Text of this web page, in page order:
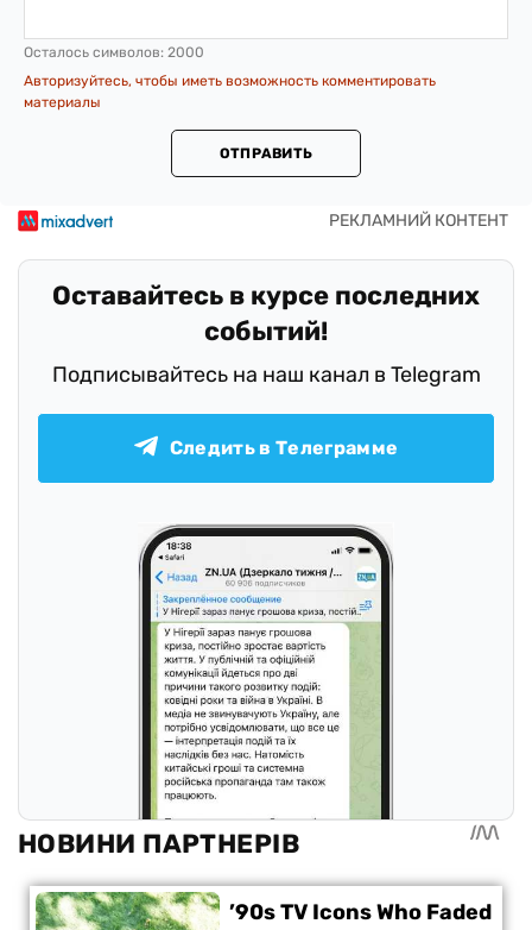
Осталось символов: 2000
Авторизуйтесь, чтобы иметь возможность комментировать
материалы
ОТПРАВИТЬ
Оставайтесь в курсе последних
событий!
Подписывайтесь на наш канал в Telegram
Следить в Телеграмме